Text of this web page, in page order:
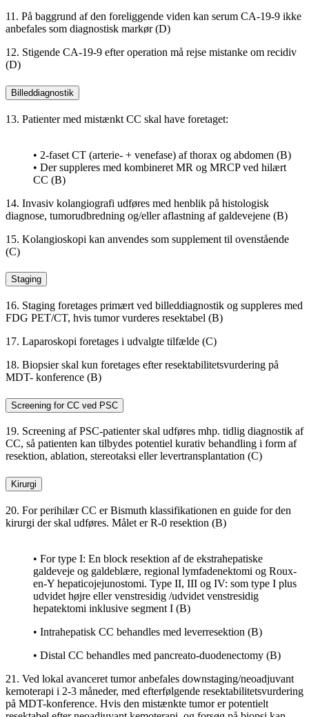
11. På baggrund af den foreliggende viden kan serum CA-19-9 ikke
anbefales som diagnostisk markør (D)
12. Stigende CA-19-9 efter operation må rejse mistanke om recidiv
(D)
Billeddiagnostik
13. Patienter med mistænkt CC skal have foretaget:
• 2-faset CT (arterie- + venefase) af thorax og abdomen (B)
• Der suppleres med kombineret MR og MRCP ved hilært
CC (B)
14. Invasiv kolangiografi udføres med henblik på histologisk
diagnose, tumorudbredning og/eller aflastning af galdevejene (B)
15. Kolangioskopi kan anvendes som supplement til ovenstående
(C)
Staging
16. Staging foretages primært ved billeddiagnostik og suppleres med
FDG PET/CT, hvis tumor vurderes resektabel (B)
17. Laparoskopi foretages i udvalgte tilfælde (C)
18. Biopsier skal kun foretages efter resektabilitetsvurdering på
MDT- konference (B)
Screening for CC ved PSC
19. Screening af PSC-patienter skal udføres mhp. tidlig diagnostik af
CC, så patienten kan tilbydes potentiel kurativ behandling i form af
resektion, ablation, stereotaksi eller levertransplantation (C)
Kirurgi
20. For perihilær CC er Bismuth klassifikationen en guide for den
kirurgi der skal udføres. Målet er R-0 resektion (B)
• For type I: En block resektion af de ekstrahepatiske
galdeveje og galdeblære, regional lymfadenektomi og Roux-
en-Y hepaticojejunostomi. Type II, III og IV: som type I plus
udvidet højre eller venstresidig /udvidet venstresidig
hepatektomi inklusive segment I (B)
• Intrahepatisk CC behandles med leverresektion (B)
• Distal CC behandles med pancreato-duodenectomy (B)
21. Ved lokal avanceret tumor anbefales downstaging/neoadjuvant
kemoterapi i 2-3 måneder, med efterfølgende resektabilitetsvurdering
på MDT-konference. Hvis den mistænkte tumor er potentielt